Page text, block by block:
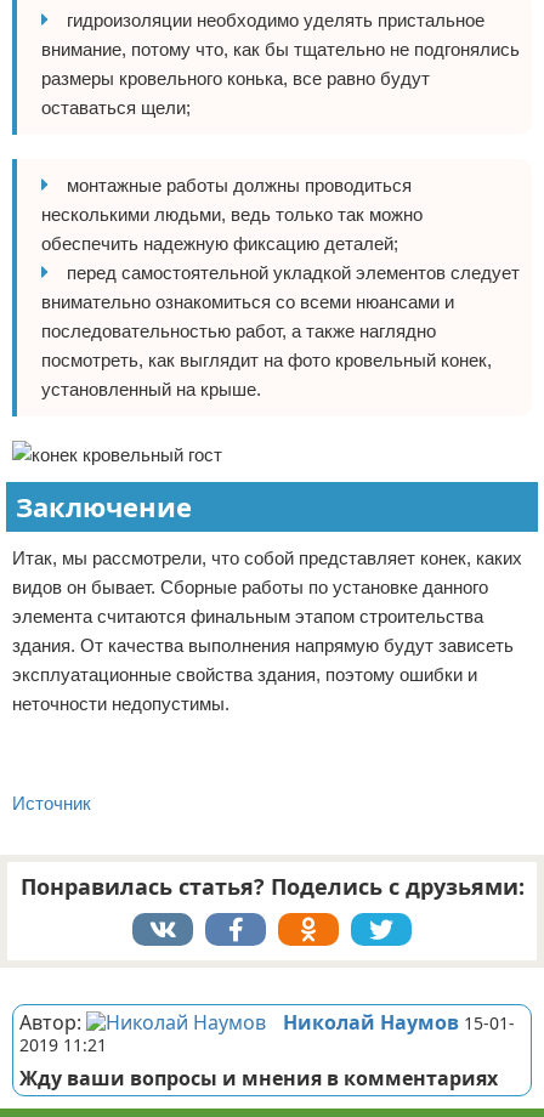
гидроизоляции необходимо уделять пристальное
внимание, потому что, как бы тщательно не подгонялись
размеры кровельного конька, все равно будут
оставаться щели;
монтажные работы должны проводиться
несколькими людьми, ведь только так можно
обеспечить надежную фиксацию деталей;
перед самостоятельной укладкой элементов следует
внимательно ознакомиться со всеми нюансами и
последовательностью работ, а также наглядно
посмотреть, как выглядит на фото кровельный конек,
установленный на крыше.
Заключение
Итак, мы рассмотрели, что собой представляет конек, каких
видов он бывает. Сборные работы по установке данного
элемента считаются финальным этапом строительства
здания. От качества выполнения напрямую будут зависеть
эксплуатационные свойства здания, поэтому ошибки и
неточности недопустимы.
Источник
Понравилась статья? Поделись с друзьями:
Автор: Николай Наумов 15-01-
2019 11:21
Жду ваши вопросы и мнения в комментариях